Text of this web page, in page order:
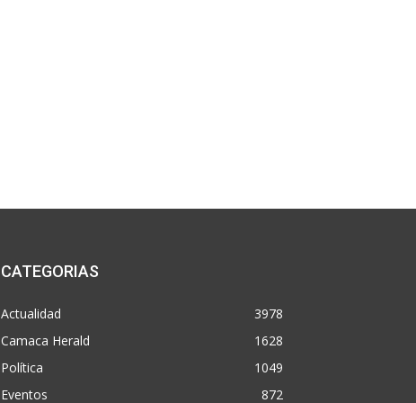
CATEGORIAS
Actualidad
3978
Camaca Herald
1628
Política
1049
Eventos
872